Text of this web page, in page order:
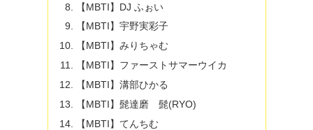
【MBTI】DJ ふぉい
【MBTI】宇野実彩子
【MBTI】みりちゃむ
【MBTI】ファーストサマーウイカ
【MBTI】溝部ひかる
【MBTI】髭達磨 髭(RYO)
【MBTI】てんちむ